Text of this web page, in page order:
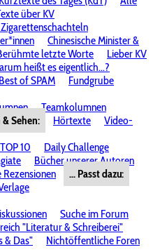
über KV
Chinesische Minister &
letzte Worte
Lieber KV
heißt es eigentlich...?
Best of SPAM
Fundgrube
Teamkolumnen
Sehen: Hörtexte
Video-
10
Daily Challenge
Bücher unserer Autoren
... Passt dazu:
Suche im Forum
"Literatur & Schreiberei"
& Das"
Nichtöffentliche Foren